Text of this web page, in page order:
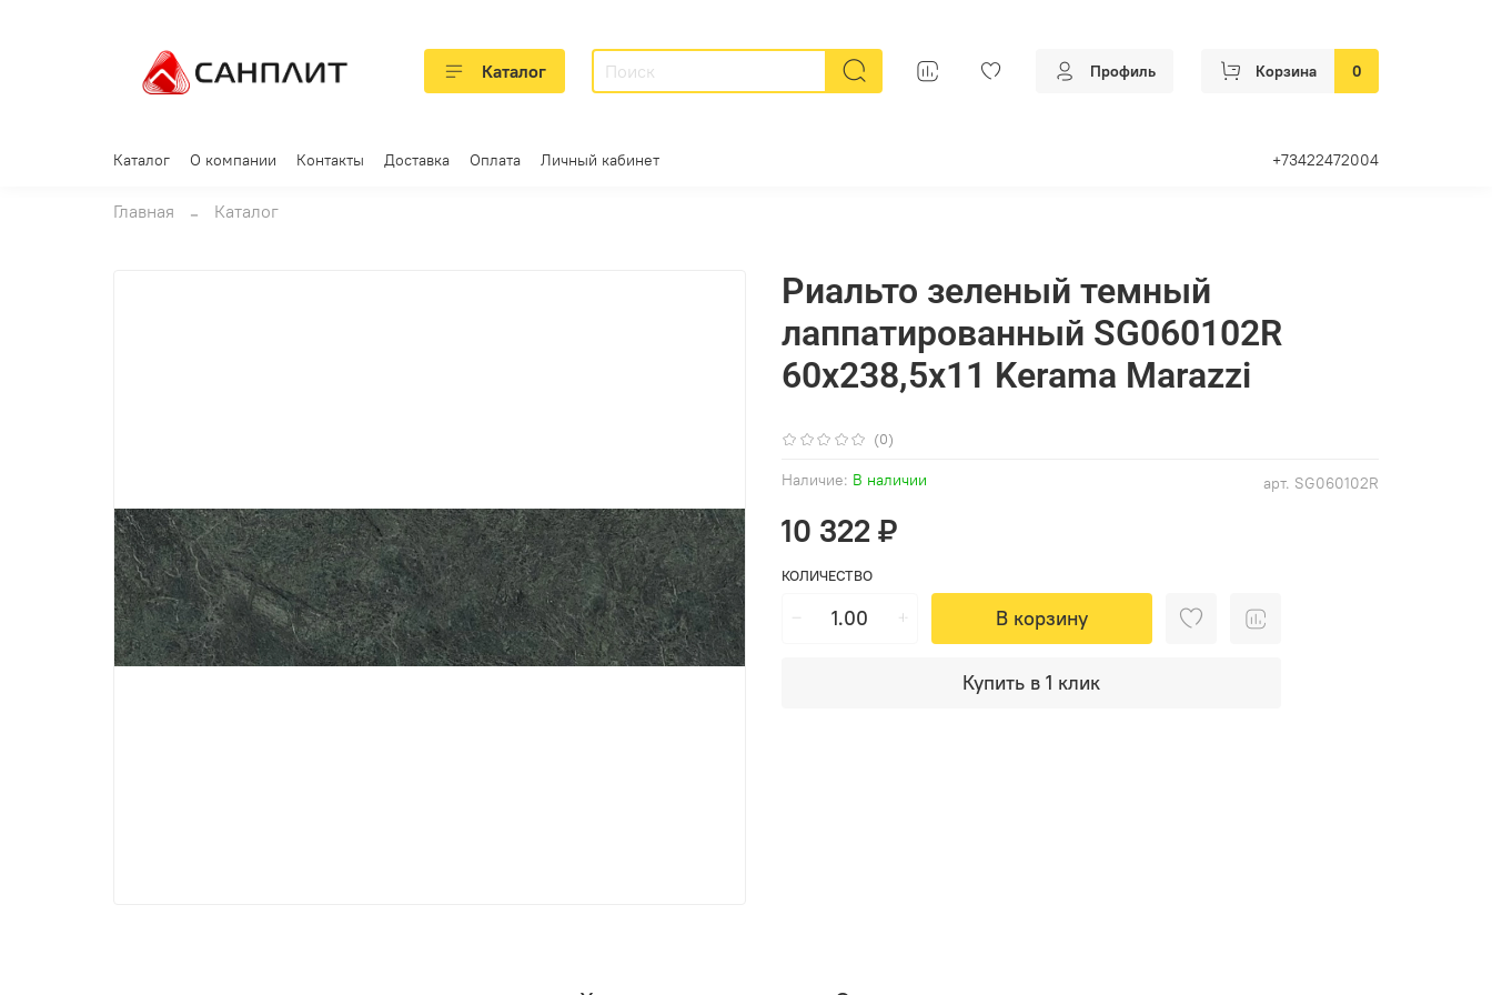
Каталог Профиль Корзина 0
Каталог О компании Контакты Доставка Оплата Личный кабинет +73422472004
Главная Каталог
(0)
арт. SG060102R
Наличие: В наличии
Риальто зеленый темный
лаппатированный SG060102R
60x238,5x11 Kerama Marazzi
10 322 ₽
КОЛИЧЕСТВО
В корзину
Купить в 1 клик